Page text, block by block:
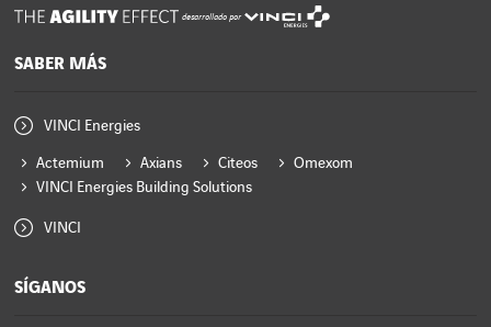
desarrollado por
SABER MÁS
VINCI Energies
Actemium Axians Citeos
Omexom
VINCI Energies Building Solutions
VINCI
SÍGANOS